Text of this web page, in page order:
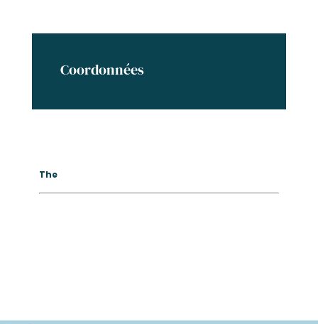
Coordonnées
The